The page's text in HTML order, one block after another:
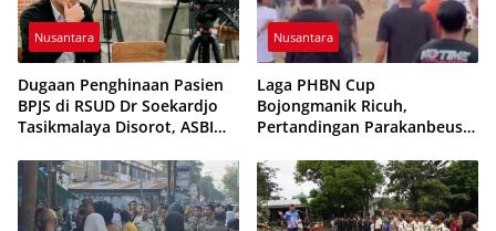
Nusantara
Dugaan Penghinaan Pasien
BPJS di RSUD Dr Soekardjo
Tasikmalaya Disorot, ASBI
Etika Pelayanan
Nusantara
Laga PHBN Cup
Bojongmanik Ricuh,
Pertandingan Parakanbeusi
Dihentikan